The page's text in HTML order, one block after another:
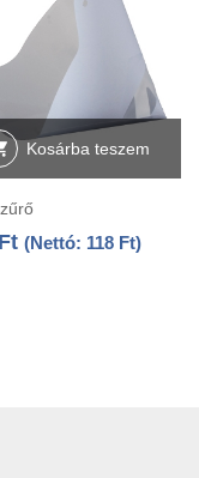
Kosárba teszem
Ft (Nettó: 118 Ft)